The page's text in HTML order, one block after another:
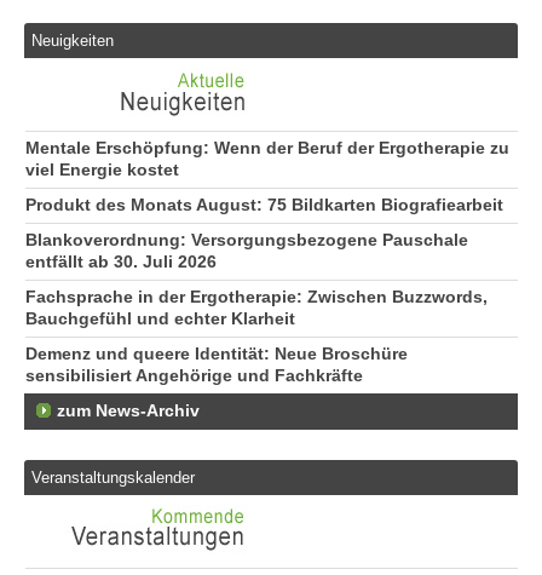
Neuigkeiten
Mentale Erschöpfung: Wenn der Beruf der Ergotherapie zu
viel Energie kostet
Produkt des Monats August: 75 Bildkarten Biografiearbeit
Blankoverordnung: Versorgungsbezogene Pauschale
entfällt ab 30. Juli 2026
Fachsprache in der Ergotherapie: Zwischen Buzzwords,
Bauchgefühl und echter Klarheit
Demenz und queere Identität: Neue Broschüre
sensibilisiert Angehörige und Fachkräfte
zum News-Archiv
Veranstaltungskalender